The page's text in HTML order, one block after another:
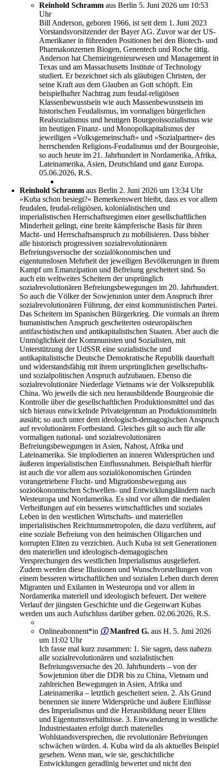
Reinhold Schramm aus Berlin 5. Juni 2026 um 10:53
Uhr
Bill Anderson, geboren 1966, ist seit dem 1. Juni 2023
Vorstandsvorsitzender der Bayer AG. Zuvor war der US-
Amerikaner in führenden Positionen bei den Biotech- und
Pharmakonzernen Biogen, Genentech und Roche tätig.
Anderson hat Chemieingenieurwesen und Management in
Texas und am Massachusetts Institute of Technology
studiert. Er bezeichnet sich als gläubigen Christen, der
seine Kraft aus dem Glauben an Gott schöpft. Ein
beispielhafter Nachtrag zum feudal-religiösen
Klassenbewusstsein wie auch Massenbewusstsein im
historischen Feudalismus, im vormaligen bürgerlichen
Realsozialismus und heutigen Bourgeoissozialismus wie
im heutigen Finanz- und Monopolkapitalismus der
jeweiligen »Volksgemeinschaft« und »Sozialpartner« des
herrschenden Religions-Feudalismus und der Bourgeoisie,
so auch heute im 21. Jahrhundert in Nordamerika, Afrika,
Lateinamerika, Asien, Deutschland und ganz Europa.
05.06.2026, R.S.
Reinhold Schramm aus Berlin 2. Juni 2026 um 13:34 Uhr
»Kuba schon besiegt?« Bemerkenswert bleibt, dass es vor allem
feudalen, feudal-religiösen, kolonialistischen und
imperialistischen Herrschaftsregimen einer gesellschaftlichen
Minderheit gelingt, eine breite kämpferische Basis für ihren
Macht- und Herrschaftsanspruch zu mobilisieren. Dass bisher
alle historisch progressiven sozialrevolutionären
Befreiungsversuche der sozialökonomischen und
eigentumslosen Mehrheit der jeweiligen Bevölkerungen in ihrem
Kampf um Emanzipation und Befreiung gescheitert sind. So
auch ein weltweites Scheitern der ursprünglich
sozialrevolutionären Befreiungsbewegungen im 20. Jahrhundert.
So auch die Völker der Sowjetunion unter dem Anspruch ihrer
sozialrevolutionären Führung, der einst kommunistischen Partei.
Das Scheitern im Spanischen Bürgerkrieg. Die vormals an ihrem
humanistischen Anspruch gescheiterten osteuropäischen
antifaschistischen und antikapitalistischen Staaten. Aber auch die
Unmöglichkeit der Kommunisten und Sozialisten, mit
Unterstützung der UdSSR eine sozialistische und
antikapitalistische Deutsche Demokratische Republik dauerhaft
und widerstandsfähig mit ihrem ursprünglichen gesellschafts-
und sozialpolitischen Anspruch aufzubauen. Ebenso die
sozialrevolutionäre Niederlage Vietnams wie der Volksrepublik
China. Wo jeweils die sich neu herausbildende Bourgeoisie die
Kontrolle über die gesellschaftlichen Produktionsmittel und das
sich hieraus entwickelnde Privateigentum an Produktionsmitteln
ausübt; so auch unter dem ideologisch-demagogischen Anspruch
auf revolutionären Fortbestand. Gleiches gilt so auch für alle
vormaligen national- und sozialrevolutionären
Befreiungsbewegungen in Asien, Nahost, Afrika und
Lateinamerika. Sie implodierten an inneren Widersprüchen und
äußeren imperialistischen Einflussnahmen. Beispielhaft hierfür
ist auch die vor allem aus sozialökonomischen Gründen
vorangetriebene Flucht- und Migrationsbewegung aus
sozioökonomischen Schwellen- und Entwicklungsländern nach
Westeuropa und Nordamerika. Es sind vor allem die medialen
Verheißungen auf ein besseres wirtschaftliches und soziales
Leben in den westlichen Wirtschafts- und materiellen
imperialistischen Reichtumsmetropolen, die dazu verführen, auf
eine soziale Befreiung von den heimischen Oligarchen und
korrupten Eliten zu verzichten. Auch Kuba ist seit Generationen
den materiellen und ideologisch-demagogischen
Versprechungen des westlichen Imperialismus ausgeliefert.
Zudem werden diese Illusionen und Wunschvorstellungen von
einem besseren wirtschaftlichen und sozialen Leben durch deren
Migranten und Exilanten in Westeuropa und vor allem in
Nordamerika materiell und ideologisch befeuert. Der weitere
Verlauf der jüngsten Geschichte und die Gegenwart Kubas
werden uns auch Aufschluss darüber geben. 02.06.2026, R.S.
Onlineabonnent*in Manfred G. aus H. 5. Juni 2026
um 11:02 Uhr
Ich fasse mal kurz zusammen: 1. Sie sagen, dass nahezu
alle sozialrevolutionären und sozialistischen
Befreiungsversuche des 20. Jahrhunderts – von der
Sowjetunion über die DDR bis zu China, Vietnam und
zahlreichen Bewegungen in Asien, Afrika und
Lateinamerika – letztlich gescheitert seien. 2. Als Grund
benennen sie innere Widersprüche und äußere Einflüsse
des Imperialismus und die Herausbildung neuer Eliten
und Eigentumsverhältnisse. 3. Einwanderung in westliche
Industriestaaten erfolgt durch materielles
Wohlstandsversprechen, die revolutionäre Befreiungen
schwächen würden. 4. Kuba wird da als aktuelles Beispiel
gesehen. Wenn man, wie sie, geschichtliche
Entwicklungen geradlinig bewertet und nicht den